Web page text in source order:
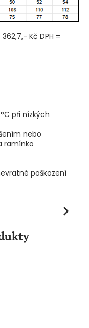
Kč DPH =
při nízkých
nebo
ramínko
poškození
Next